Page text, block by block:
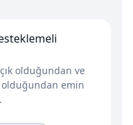
olduğundan ve
emin